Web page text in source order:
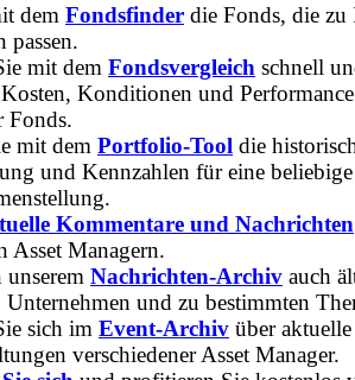
dem Fondsfinder die Fonds, die zu
passen.
mit dem Fondsvergleich schnell
Konditionen und Performance
Fonds.
mit dem Portfolio-Tool die
und Kennzahlen für eine beliebige
Kommentare und Nachrichten
Asset Managern.
Nachrichten-Archiv auch
und zu bestimmten
sich im Event-Archiv über
verschiedener Asset Manager.